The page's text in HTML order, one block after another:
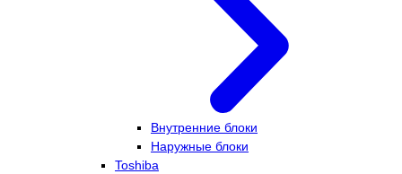
Внутренние блоки
Наружные блоки
Toshiba